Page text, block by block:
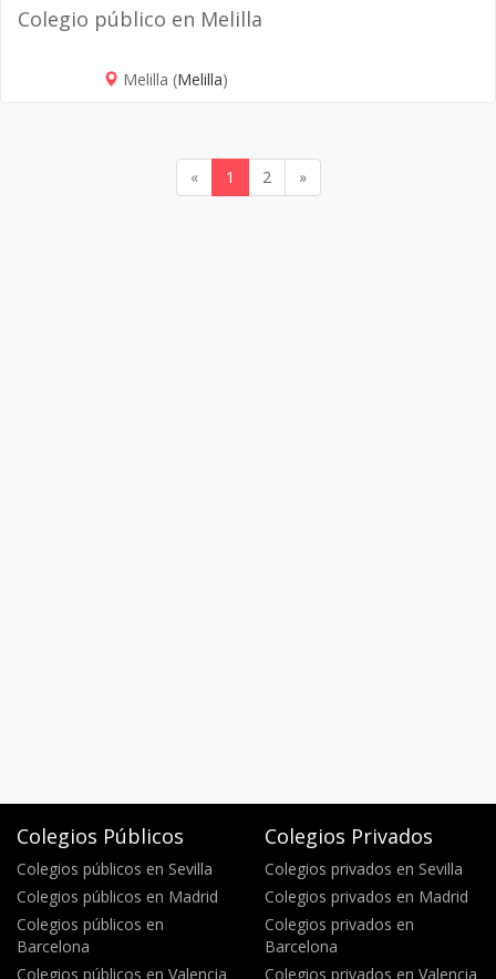
Colegio público en Melilla
Melilla (Melilla)
« 1 2 »
Colegios Públicos
Colegios públicos en Sevilla
Colegios públicos en Madrid
Colegios públicos en
Barcelona
Colegios públicos en Valencia
Colegios Privados
Colegios privados en Sevilla
Colegios privados en Madrid
Colegios privados en
Barcelona
Colegios privados en Valencia